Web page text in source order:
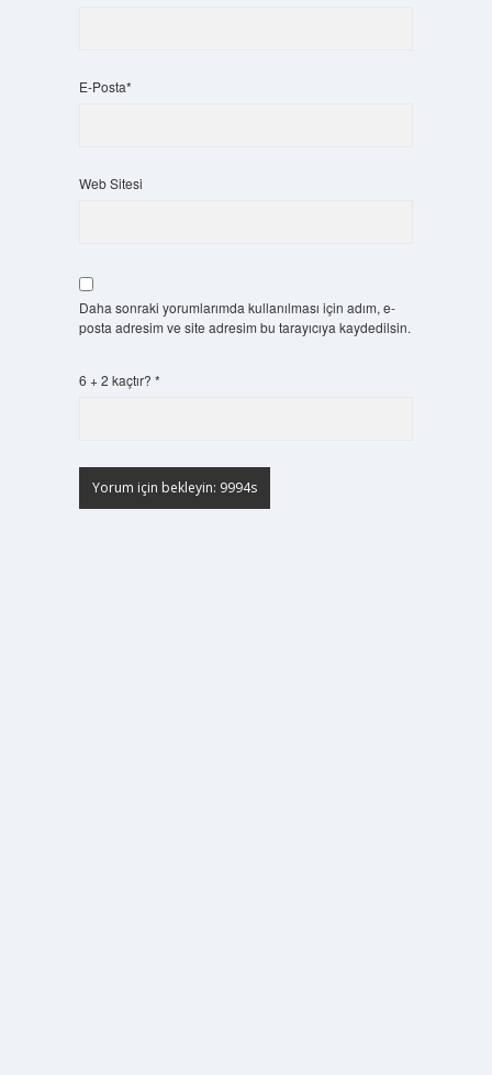
E-Posta*
Web Sitesi
Daha sonraki yorumlarımda kullanılması için adım, e-
posta adresim ve site adresim bu tarayıcıya kaydedilsin.
6 + 2 kaçtır? *